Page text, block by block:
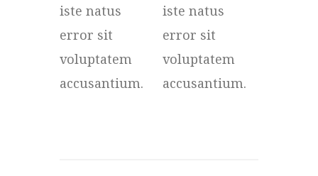
iste natus
error sit
voluptatem
accusantium.
iste natus
error sit
voluptatem
accusantium.